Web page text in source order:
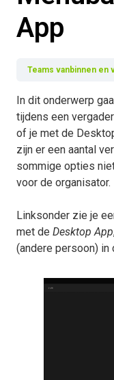
App
Teams vanbinnen en
In dit onderwerp
tijdens een
of je met de
zijn er een aantal
sommige opties
voor de organisator.
Linksonder zie je
met de Desktop App
(andere persoon) in